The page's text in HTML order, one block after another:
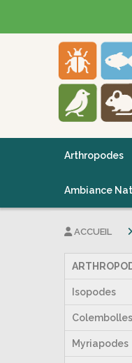
Arthropodes
Ambiance
Isopodes
Colembolles
Myriapodes
ACCUEIL